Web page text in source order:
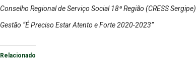
Conselho Regional de Serviço Social 18ª Região (CRESS Sergipe)
Gestão “É Preciso Estar Atento e Forte 2020-2023”
Relacionado